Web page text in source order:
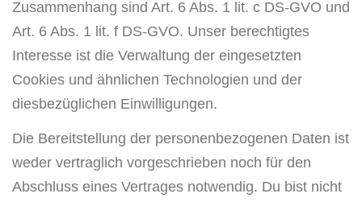
Zusammenhang sind Art. 6 Abs. 1 lit. c DS-GVO und
Art. 6 Abs. 1 lit. f DS-GVO. Unser berechtigtes
Interesse ist die Verwaltung der eingesetzten
Cookies und ähnlichen Technologien und der
diesbezüglichen Einwilligungen.
Die Bereitstellung der personenbezogenen Daten ist
weder vertraglich vorgeschrieben noch für den
Abschluss eines Vertrages notwendig. Du bist nicht